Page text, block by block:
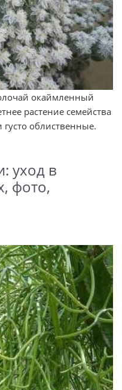
окаймленный
растение семейства
облиственные.
уход в
фото,